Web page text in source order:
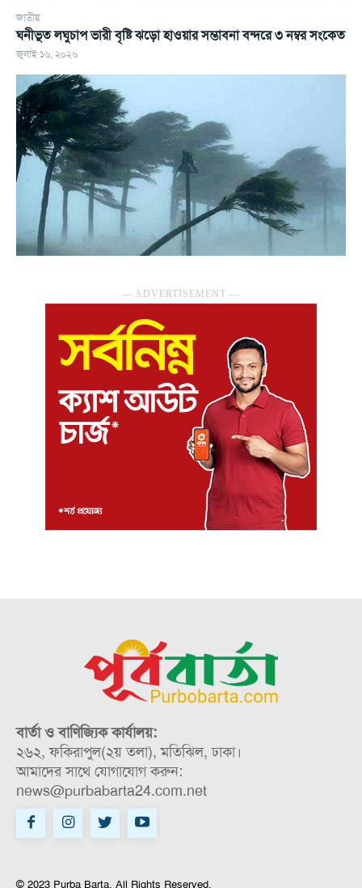
জাতীয়
ঘনীভূত লঘুচাপ ভারী বৃষ্টি ঝড়ো হাওয়ার সম্ভাবনা বন্দরে ৩ নম্বর সংকেত
জুলাই ১৬, ২০২৬
― ADVERTISEMENT ―
বার্তা ও বাণিজ্যিক কার্যালয়:
২৬২, ফকিরাপুল(২য় তলা), মতিঝিল, ঢাকা।
আমাদের সাথে যোগাযোগ করুন:
news@purbabarta24.com.net
© 2023 Purba Barta. All Rights Reserved.